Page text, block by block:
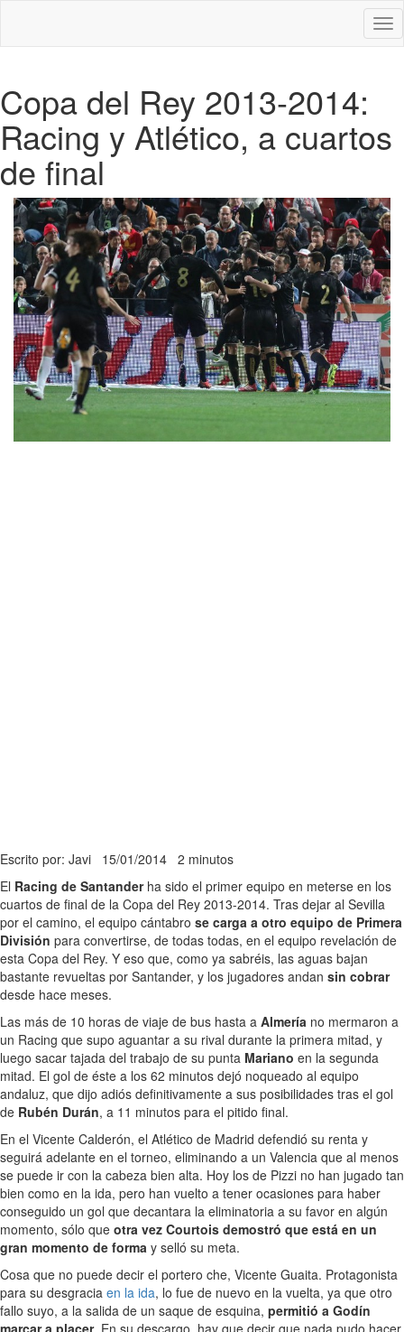
Copa del Rey 2013-2014:
Racing y Atlético, a cuartos
de final
Escrito por: Javi 15/01/2014 2 minutos
El Racing de Santanderha sido el primer equipo en meterse en los
cuartos de final de la Copa del Rey 2013-2014. Tras dejar al Sevilla
por el camino, el equipo cántabro se carga a otro equipo de Primera
División para convertirse, de todas todas, en el equipo revelación de
esta Copa del Rey. Y eso que, como ya sabréis, las aguas bajan
bastante revueltas por Santander, y los jugadores andan sin cobrar
desde hace meses.
Las más de 10 horas de viaje de bus hasta a Almería no mermaron a
un Racing que supo aguantar a su rival durante la primera mitad, y
luego sacar tajada del trabajo de su punta Mariano en la segunda
mitad. El gol de éste a los 62 minutos dejó noqueado al equipo
andaluz, que dijo adiós definitivamente a sus posibilidades tras el gol
de Rubén Durán, a 11 minutos para el pitido final.
En el Vicente Calderón, el Atlético de Madrid defendió su renta y
seguirá adelante en el torneo, eliminando a un Valencia que al menos
se puede ir con la cabeza bien alta. Hoy los de Pizzi no han jugado tan
bien como en la ida, pero han vuelto a tener ocasiones para haber
conseguido un gol que decantara la eliminatoria a su favor en algún
momento, sólo que otra vez Courtois demostró que está en un
gran momento de forma y selló su meta.
Cosa que no puede decir el portero che, Vicente Guaita. Protagonista
para su desgracia en la ida, lo fue de nuevo en la vuelta, ya que otro
fallo suyo, a la salida de un saque de esquina, permitió a Godín